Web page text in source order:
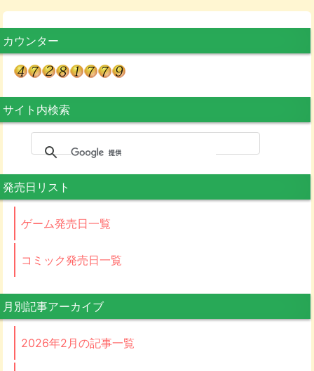
カウンター
サイト内検索
発売日リスト
ゲーム発売日一覧
コミック発売日一覧
月別記事アーカイブ
2026年2月の記事一覧